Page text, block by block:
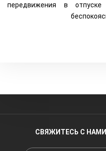
передвижения в
СВЯЖИТЕСЬ С